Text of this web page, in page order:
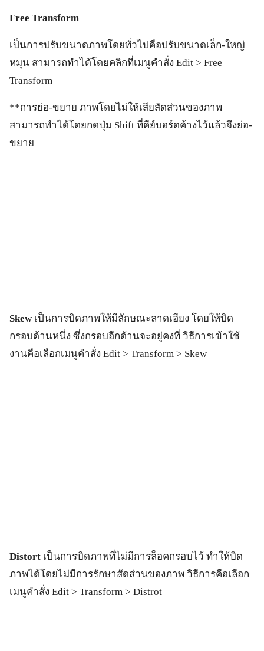
Free Transform
เป็นการปรับขนาดภาพโดยทั่วไปคือปรับขนาดเล็ก-ใหญ่
หมุน สามารถทำได้โดยคลิกที่เมนูคำสั่ง Edit > Free
Transform
**การย่อ-ขยาย ภาพโดยไม่ให้เสียสัดส่วนของภาพ
สามารถทำได้โดยกดปุ่ม Shift ที่คีย์บอร์ดค้างไว้แล้วจึงย่อ-
ขยาย
Skew เป็นการบิดภาพให้มีลักษณะลาดเอียง โดยให้บิด
กรอบด้านหนึ่ง ซึ่งกรอบอีกด้านจะอยู่คงที่ วิธีการเข้าใช้
งานคือเลือกเมนูคำสั่ง Edit > Transform > Skew
Distort เป็นการบิดภาพที่ไม่มีการล็อคกรอบไว้ ทำให้บิด
ภาพได้โดยไม่มีการรักษาสัดส่วนของภาพ วิธีการคือเลือก
เมนูคำสั่ง Edit > Transform > Distrot